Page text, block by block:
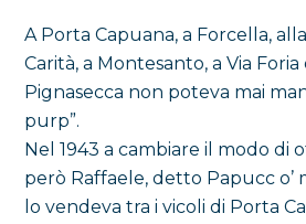
A Porta Capuana, a Forcella,
Carità, a Montesanto, a Via
Pignasecca non poteva mai
purp”.
Nel 1943 a cambiare il modo di
però Raffaele, detto Papucc o’
lo vendeva tra i vicoli di Porta